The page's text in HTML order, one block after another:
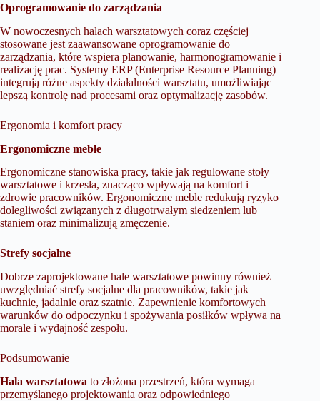
Oprogramowanie do zarządzania
W nowoczesnych halach warsztatowych coraz częściej
stosowane jest zaawansowane oprogramowanie do
zarządzania, które wspiera planowanie, harmonogramowanie i
realizację prac. Systemy ERP (Enterprise Resource Planning)
integrują różne aspekty działalności warsztatu, umożliwiając
lepszą kontrolę nad procesami oraz optymalizację zasobów.
Ergonomia i komfort pracy
Ergonomiczne meble
Ergonomiczne stanowiska pracy, takie jak regulowane stoły
warsztatowe i krzesła, znacząco wpływają na komfort i
zdrowie pracowników. Ergonomiczne meble redukują ryzyko
dolegliwości związanych z długotrwałym siedzeniem lub
staniem oraz minimalizują zmęczenie.
Strefy socjalne
Dobrze zaprojektowane hale warsztatowe powinny również
uwzględniać strefy socjalne dla pracowników, takie jak
kuchnie, jadalnie oraz szatnie. Zapewnienie komfortowych
warunków do odpoczynku i spożywania posiłków wpływa na
morale i wydajność zespołu.
Podsumowanie
Hala warsztatowa to złożona przestrzeń, która wymaga
przemyślanego projektowania oraz odpowiedniego